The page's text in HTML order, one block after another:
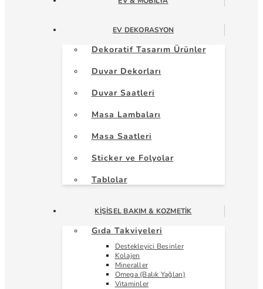
EV DEKORASYON
Dekoratif Tasarım Ürünler
Duvar Dekorları
Duvar Saatleri
Masa Lambaları
Masa Saatleri
Sticker ve Folyolar
Tablolar
KIŞISEL BAKIM & KOZMETIK
Gıda Takviyeleri
Destekleyici Besinler
Kolajen
Mineraller
Omega (Balık Yağları)
Vitaminler